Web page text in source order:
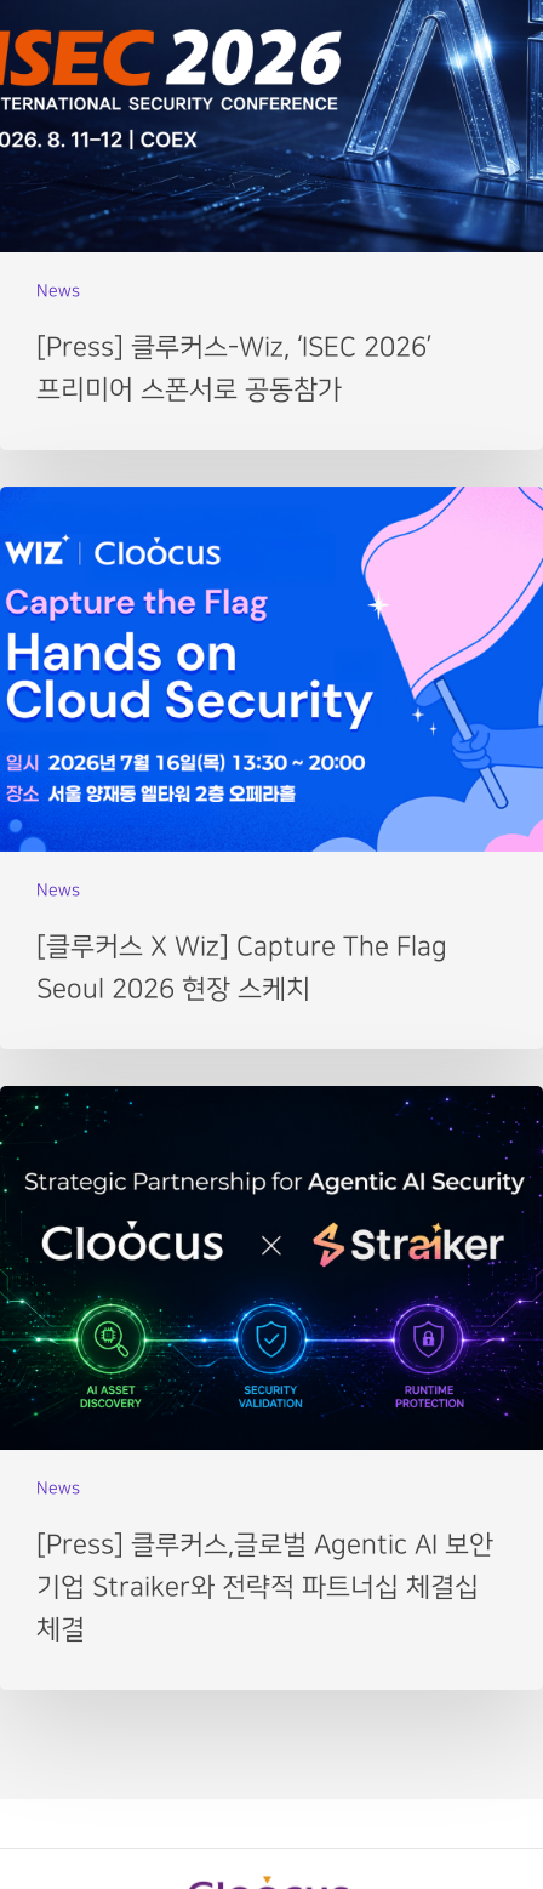
News
[Press] 클루커스-Wiz, ‘ISEC 2026’
프리미어 스폰서로 공동참가
News
[클루커스 X Wiz] Capture The Flag
Seoul 2026 현장 스케치
News
[Press] 클루커스,글로벌 Agentic AI 보안
기업 Straiker와 전략적 파트너십 체결십
체결